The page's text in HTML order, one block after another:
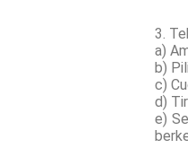
3.
a)
b)
c)
d)
e)